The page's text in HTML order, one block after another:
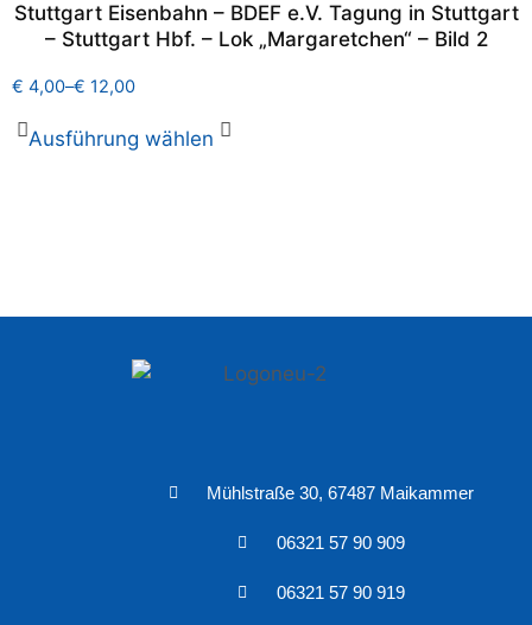
Stuttgart Eisenbahn – BDEF e.V. Tagung in Stuttgart
– Stuttgart Hbf. – Lok „Margaretchen“ – Bild 2
€ 4,00–€ 12,00
Ausführung wählen
Mühlstraße 30, 67487 Maikammer
06321 57 90 909
06321 57 90 919